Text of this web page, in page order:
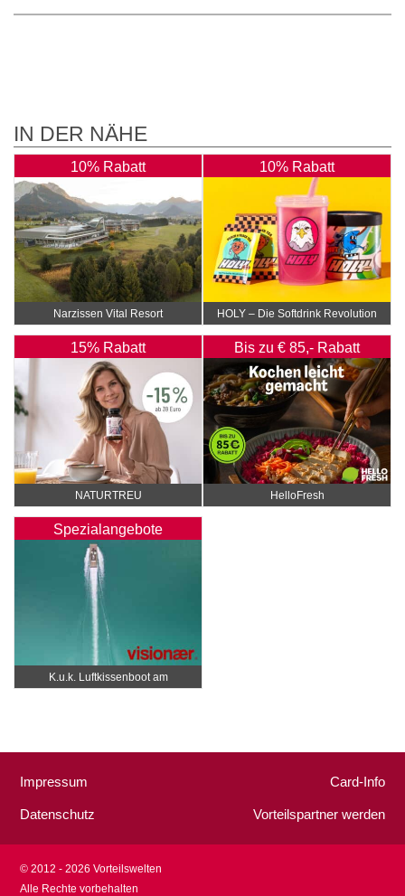
IN DER NÄHE
10% Rabatt
Narzissen Vital Resort
10% Rabatt
HOLY – Die Softdrink Revolution
15% Rabatt
NATURTREU
Bis zu € 85,- Rabatt
HelloFresh
Spezialangebote
K.u.k. Luftkissenboot am
Impressum
Datenschutz
Card-Info
Vorteilspartner werden
© 2012 - 2026 Vorteilswelten
Alle Rechte vorbehalten